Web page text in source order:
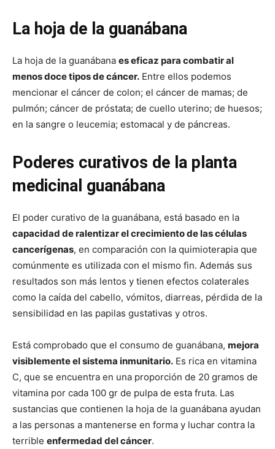
La hoja de la guanábana
La hoja de la guanábana es eficaz para combatir al
menos doce tipos de cáncer. Entre ellos podemos
mencionar el cáncer de colon; el cáncer de mamas; de
pulmón; cáncer de próstata; de cuello uterino; de huesos;
en la sangre o leucemia; estomacal y de páncreas.
Poderes curativos de la planta
medicinal guanábana
El poder curativo de la guanábana, está basado en la
capacidad de ralentizar el crecimiento de las células
cancerígenas, en comparación con la quimioterapia que
comúnmente es utilizada con el mismo fin. Además sus
resultados son más lentos y tienen efectos colaterales
como la caída del cabello, vómitos, diarreas, pérdida de la
sensibilidad en las papilas gustativas y otros.
Está comprobado que el consumo de guanábana, mejora
visiblemente el sistema inmunitario. Es rica en vitamina
C, que se encuentra en una proporción de 20 gramos de
vitamina por cada 100 gr de pulpa de esta fruta. Las
sustancias que contienen la hoja de la guanábana ayudan
a las personas a mantenerse en forma y luchar contra la
terrible enfermedad del cáncer.